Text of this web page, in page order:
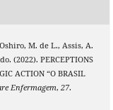
M. de L., Assis, A.
(2022). PERCEPTIONS
ACTION “O BRASIL
Enfermagem, 27.